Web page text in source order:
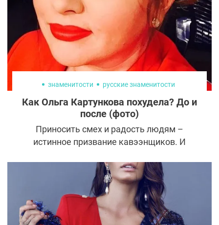
знаменитости русские знаменитости
Как Ольга Картункова похудела? До и
после (фото)
Приносить смех и радость людям –
истинное призвание кавээнщиков. И
амплуа. Капитан команды «Городъ
Пятигорскъ» и несменная участница шоу
«Однажды в России» Ольга Картункова до
похудения настолько сжилась с образом
гром-бабы, что и после потери веса не